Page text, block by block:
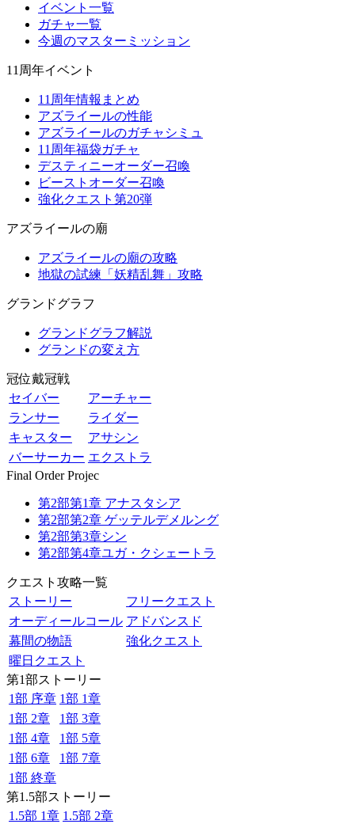
イベント一覧
ガチャ一覧
今週のマスターミッション
11周年イベント
11周年情報まとめ
アズライールの性能
アズライールのガチャシミュ
11周年福袋ガチャ
デスティニーオーダー召喚
ビーストオーダー召喚
強化クエスト第20弾
アズライールの廟
アズライールの廟の攻略
地獄の試練「妖精乱舞」攻略
グランドグラフ
グランドグラフ解説
グランドの変え方
冠位戴冠戦
セイバー
アーチャー
ランサー
ライダー
キャスター
アサシン
バーサーカー エクストラ
Final Order Projec
第2部第1章 アナスタシア
第2部第2章 ゲッテルデメルング
第2部第3章シン
第2部第4章ユガ・クシェートラ
クエスト攻略一覧
ストーリー
フリークエスト
オーディールコール アドバンスド
幕間の物語
強化クエスト
曜日クエスト
第1部ストーリー
1部 序章 1部 1章
1部 2章
1部 3章
1部 4章
1部 5章
1部 6章
1部 7章
1部 終章
第1.5部ストーリー
1.5部 1章 1.5部 2章